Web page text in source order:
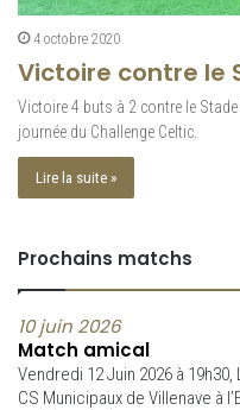
4 octobre 2020
Victoire contre le
Victoire 4 buts à 2 contre le
journée du Challenge Celtic.
Lire la suite »
Prochains matchs
10 juin 2026
Match amical
Vendredi 12 Juin 2026 à
CS Municipaux de Villenave à